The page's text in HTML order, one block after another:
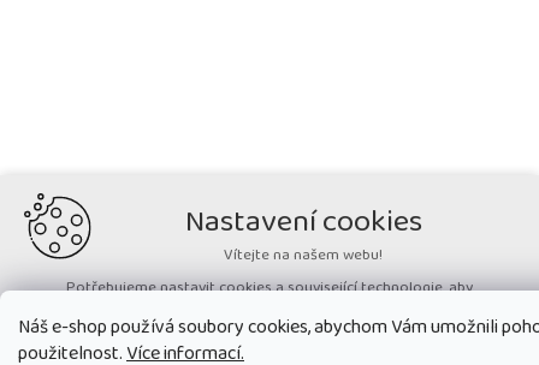
Náš e-shop používá soubory cookies, abychom Vám umožnili
použitelnost.Více informací.
Nastavení cookies
Vítejte na našem webu!
Potřebujeme nastavit cookies a související technologie, aby
přesně to, co potřebujete. Soubory cookies používané na našem webu
nikdy neslouží ke zjišťování totožnosti uživatelů stránek